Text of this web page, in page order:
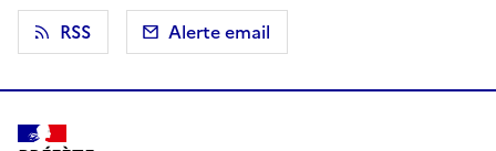
RSS
Alerte email